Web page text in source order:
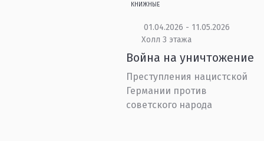
КНИЖНЫЕ
01.04.2026 - 11.05.2026
Холл 3 этажа
Война на уничтожение
Преступления нацистской
Германии против
советского народа